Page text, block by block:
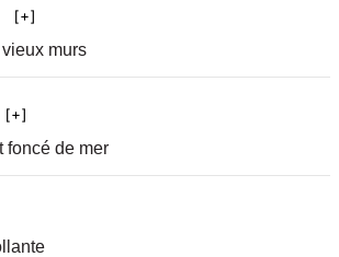
murs
foncé de mer